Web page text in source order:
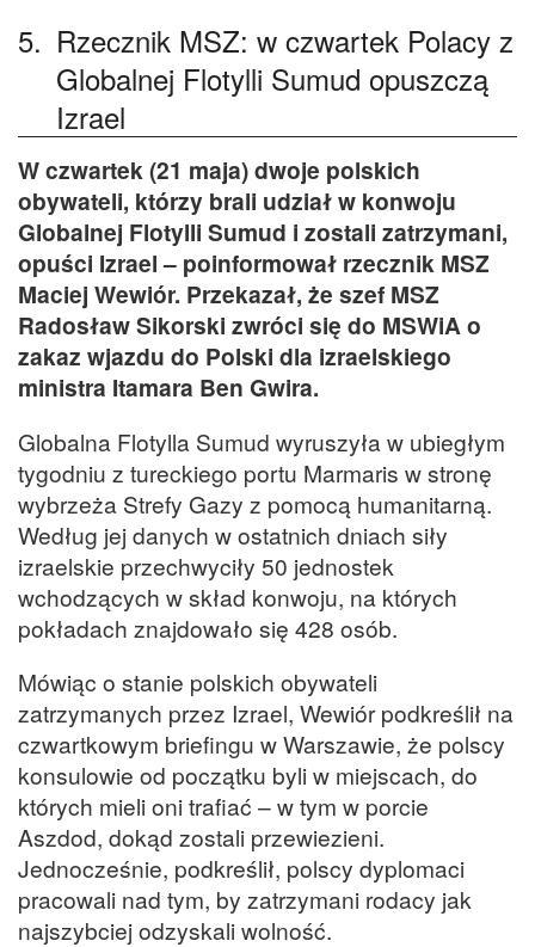
5. Rzecznik MSZ: w czwartek Polacy z
Globalnej Flotylli Sumud opuszczą
Izrael
W czwartek (21 maja) dwoje polskich
obywateli, którzy brali udział w konwoju
Globalnej Flotylli Sumud i zostali zatrzymani,
opuści Izrael – poinformował rzecznik MSZ
Maciej Wewiór. Przekazał, że szef MSZ
Radosław Sikorski zwróci się do MSWiA o
zakaz wjazdu do Polski dla izraelskiego
ministra Itamara Ben Gwira.
Globalna Flotylla Sumud wyruszyła w ubiegłym
tygodniu z tureckiego portu Marmaris w stronę
wybrzeża Strefy Gazy z pomocą humanitarną.
Według jej danych w ostatnich dniach siły
izraelskie przechwyciły 50 jednostek
wchodzących w skład konwoju, na których
pokładach znajdowało się 428 osób.
Mówiąc o stanie polskich obywateli
zatrzymanych przez Izrael, Wewiór podkreślił na
czwartkowym briefingu w Warszawie, że polscy
konsulowie od początku byli w miejscach, do
których mieli oni trafiać – w tym w porcie
Aszdod, dokąd zostali przewiezieni.
Jednocześnie, podkreślił, polscy dyplomaci
pracowali nad tym, by zatrzymani rodacy jak
najszybciej odzyskali wolność.